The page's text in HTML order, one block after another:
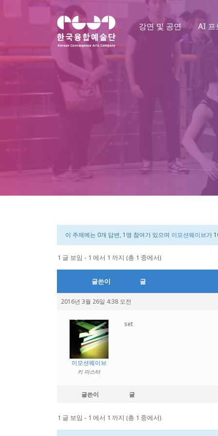
강연 및 공연 AI 프
이 주제에는 0개 답변, 1명 참여가 있으며 이모션웨이브가
1 글 보임 - 1 에서 1 까지 (총 1 중에서)
글쓴이 글
2016년 3월 26일 4:38 오전
이모션웨이브
키 마스터
set
글쓴이 글
1 글 보임 - 1 에서 1 까지 (총 1 중에서)